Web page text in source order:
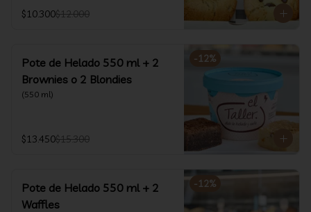
$10.300$12.000
-12%
Pote de Helado 550 ml + 2
Brownies o 2 Blondies
(550 ml)
$13.450$15.300
-12%
Pote de Helado 550 ml + 2
Waffles